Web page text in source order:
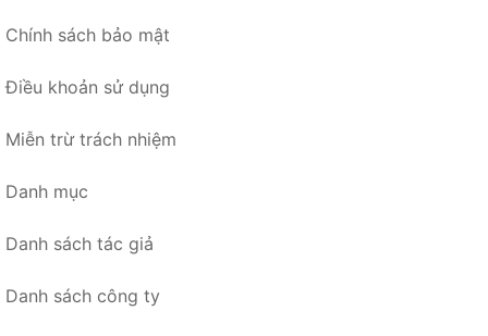
Chính sách bảo mật
Điều khoản sử dụng
Miễn trừ trách nhiệm
Danh mục
Danh sách tác giả
Danh sách công ty